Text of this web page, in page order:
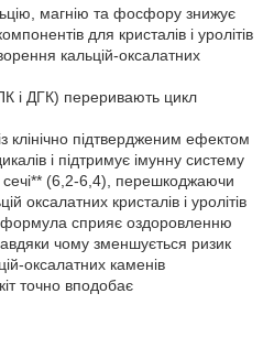
магнію та фосфору знижує
для кристалів і уролітів
кальцій-оксалатних
і ДГК) переривають цикл
клінічно підтвердженим ефектом
і підтримує імунну систему
(6,2-6,4), перешкоджаючи
оксалатних кристалів і уролітів
формула сприяє оздоровленню
чому зменшується ризик
оксалатних каменів
точно вподобає